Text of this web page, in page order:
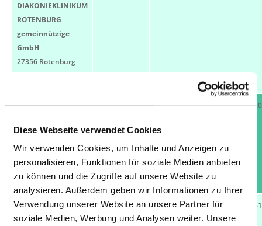
Diese Webseite verwendet Cookies
Wir verwenden Cookies, um Inhalte und Anzeigen zu
personalisieren, Funktionen für soziale Medien anbieten
zu können und die Zugriffe auf unsere Website zu
analysieren. Außerdem geben wir Informationen zu Ihrer
Verwendung unserer Website an unsere Partner für
soziale Medien, Werbung und Analysen weiter. Unsere
DIAKONIEKLINIKUM
ROTENBURG
gemeinnützige
GmbH
27356 Rotenburg
(Wümme)
AGAPLESION
ROTENBURG
gemeinnützige
GmbH
27356 Rotenburg
33.8 km 50
Waldklinik
Jesteburg
37.9 km 75